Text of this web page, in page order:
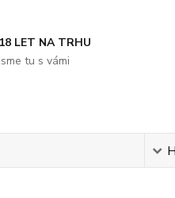
18 LET NA TRHU
tu s vámi